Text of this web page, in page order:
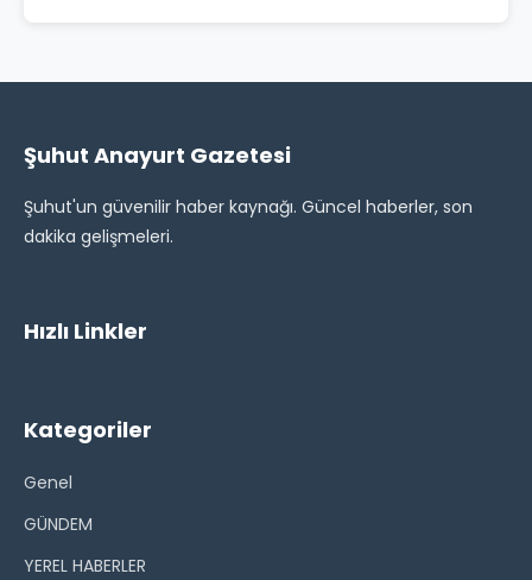
Şuhut Anayurt Gazetesi
Şuhut'un güvenilir haber kaynağı. Güncel haberler, son
dakika gelişmeleri.
Hızlı Linkler
Kategoriler
Genel
GÜNDEM
YEREL HABERLER